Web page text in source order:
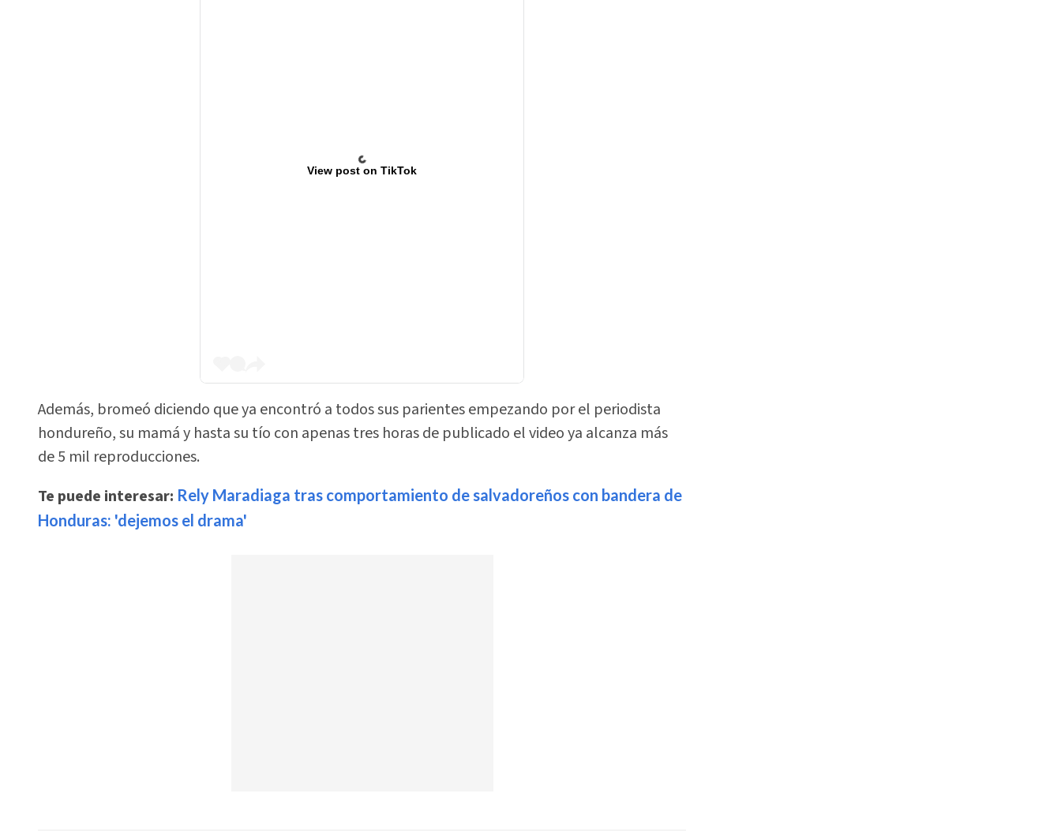
View post on TikTok
Además, bromeó diciendo que ya encontró a todos sus parientes empezando por el periodista
hondureño, su mamá y hasta su tío con apenas tres horas de publicado el video ya alcanza más
de 5 mil reproducciones.
Te puede interesar: Rely Maradiaga tras comportamiento de salvadoreños con bandera de
Honduras: 'dejemos el drama'